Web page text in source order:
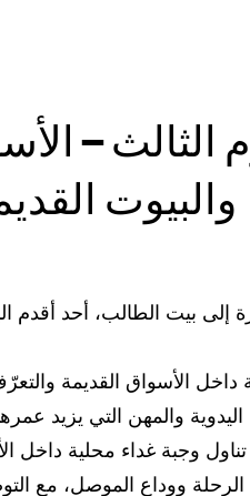
والبيوت
إلى بيت الطالب، أحد أقدم
داخل الأسواق القديمة
اليدوية والمهن التي يزيد عمرها عن
تناول وجبة غداء محلية داخل
الرحلة ووداع الموصل، مع